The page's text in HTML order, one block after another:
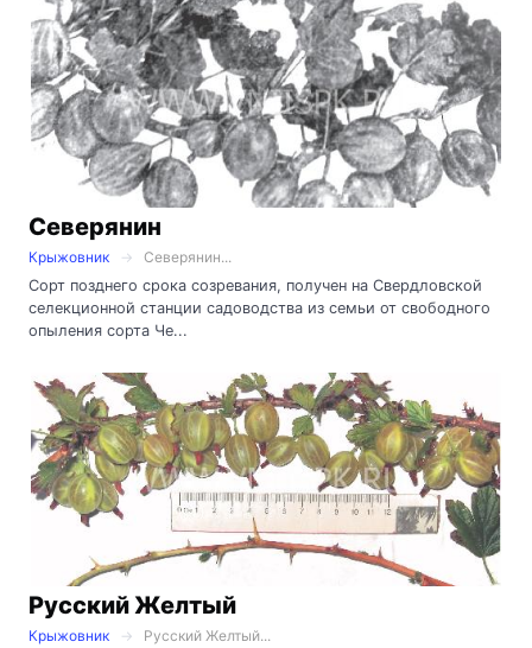
Северянин
Крыжовник
Северянин...
Сорт позднего срока созревания, получен на Свердловской
селекционной станции садоводства из семьи от свободного
опыления сорта Че...
Русский Желтый
Крыжовник
Русский Желтый...